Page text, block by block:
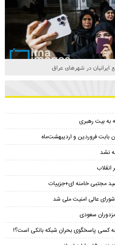
در شهرهای عراق
بابت فروردین و اردیبهشت‌ماه
انقلاب
مجتبی خامنه ای+جزییات
عالی امنیت ملی شد
سعودی
کسی پاسخگوی بحران شبکه بانکی است؟!